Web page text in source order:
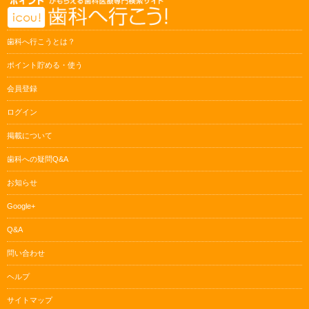
歯科へ行こうとは？
ポイント貯める・使う
会員登録
ログイン
掲載について
歯科への疑問Q&A
お知らせ
Google+
Q&A
問い合わせ
ヘルプ
サイトマップ